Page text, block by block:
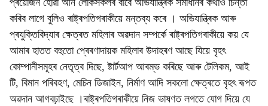
প্ৰয়োজন হোৱা আন লোকসকলৰ বাবে অভিযান্ত্ৰিক সমাধানৰ কথাও চিন্তা
কৰিব লাগে বুলিও ৰাষ্ট্ৰপতিগৰাকীয়ে মন্তব্য কৰে । অভিযান্ত্ৰিক আৰু
প্ৰযুক্তিবিদ্যাৰ ক্ষেত্ৰত মহিলাৰ অৱদান সম্পৰ্কে ৰাষ্ট্ৰপতিগৰাকীয়ে কয় যে
আমাৰ হাতত বহুতো প্ৰেৰণাদায়ক মহিলাৰ উদাহৰণ আছে যিয়ে বৃহৎ
কোম্পানীসমূহৰ নেতৃত্ব দিছে, ষ্টাৰ্টআপ আৰম্ভ কৰিছে আৰু টেলিকম, আই
টি, বিমান পৰিবহণ, মেচিন ডিজাইন, নিৰ্মাণ আদি সকলো ক্ষেত্ৰতে বৃহৎ ৰূপত
অৱদান আগবঢ়াইছে ।ৰাষ্ট্ৰপতিগৰাকীয়ে নিজ ভাষণত লগতে যোগ দিয়ে যে